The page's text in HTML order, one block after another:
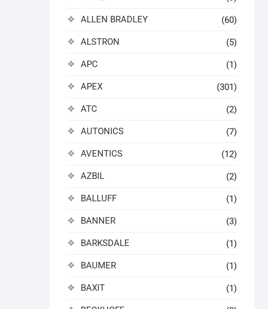
ALLEN BRADLEY (60)
ALSTRON (5)
APC (1)
APEX (301)
ATC (2)
AUTONICS (7)
AVENTICS (12)
AZBIL (2)
BALLUFF (1)
BANNER (3)
BARKSDALE (1)
BAUMER (1)
BAXIT (1)